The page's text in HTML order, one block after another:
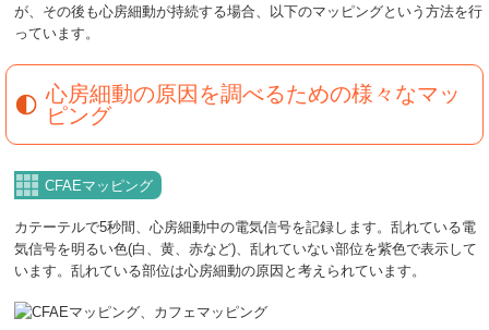
が、その後も心房細動が持続する場合、以下のマッピングという方法を行
っています。
心房細動の原因を調べるための様々なマッ
ピング
CFAEマッピング
カテーテルで5秒間、心房細動中の電気信号を記録します。乱れている電
気信号を明るい色(白、黄、赤など)、乱れていない部位を紫色で表示して
います。乱れている部位は心房細動の原因と考えられています。